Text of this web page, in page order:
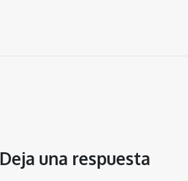
Deja una respuesta